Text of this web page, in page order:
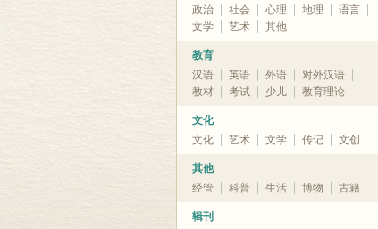
政治
社会 心理 地理
语言
文学
艺术 其他
教育
汉语
英语 外语
对外汉语
教材
考试 少儿 教育理论
文化
文化
艺术 文学 传记 文创
其他
经管
科普 生活 博物 古籍
辑刊